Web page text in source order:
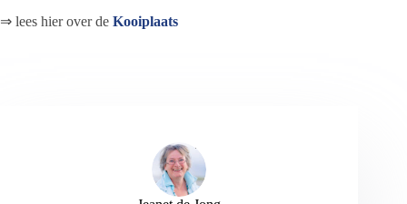
⇒ lees hier over de Kooiplaats